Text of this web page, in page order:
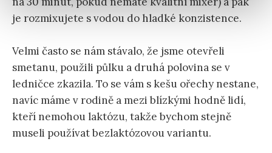
je rozmixujete s vodou do hladké konzistence.
Velmi často se nám stávalo, že jsme otevřeli
smetanu, použili půlku a druhá polovina se v
ledničce zkazila. To se vám s kešu ořechy nestane,
navíc máme v rodině a mezi blízkými hodně lidí,
kteří nemohou laktózu, takže bychom stejně
museli používat bezlaktózovou variantu.